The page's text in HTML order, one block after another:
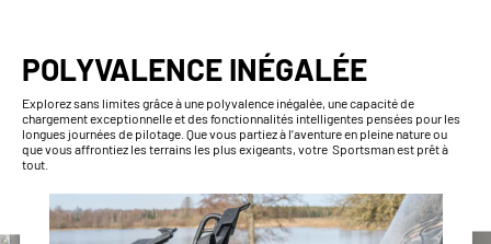
POLYVALENCE INÉGALÉE
Explorez sans limites grâce à une polyvalence inégalée, une capacité de
chargement exceptionnelle et des fonctionnalités intelligentes pensées pour les
longues journées de pilotage. Que vous partiez à l’aventure en pleine nature ou
que vous affrontiez les terrains les plus exigeants, votre Sportsman est prêt à
tout.